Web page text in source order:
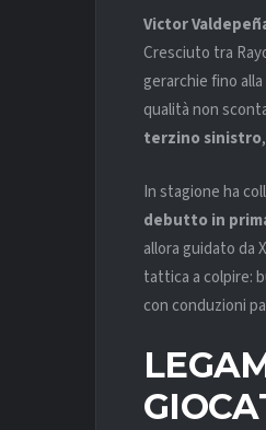
Victor
Cresciuto tra
gerarchie fino alla
qualità non
terzino sinistro
In stagione ha
debutto in
allora guidato da
tattica a colpire:
con conduzioni